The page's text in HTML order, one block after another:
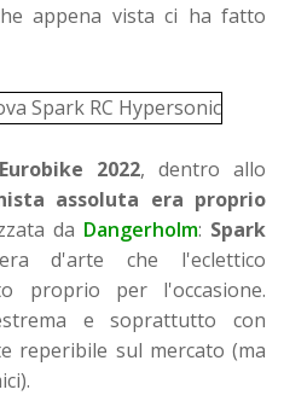
appena vista ci ha fatto
Eurobike 2022, dentro allo
assoluta era proprio
da Dangerholm: Spark
d'arte che l'eclettico
proprio per l'occasione.
e soprattutto con
reperibile sul mercato (ma